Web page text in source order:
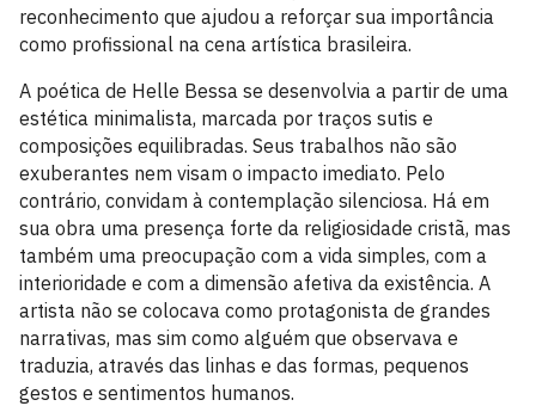
reconhecimento que ajudou a reforçar sua importância
como profissional na cena artística brasileira.
A poética de Helle Bessa se desenvolvia a partir de uma
estética minimalista, marcada por traços sutis e
composições equilibradas. Seus trabalhos não são
exuberantes nem visam o impacto imediato. Pelo
contrário, convidam à contemplação silenciosa. Há em
sua obra uma presença forte da religiosidade cristã, mas
também uma preocupação com a vida simples, com a
interioridade e com a dimensão afetiva da existência. A
artista não se colocava como protagonista de grandes
narrativas, mas sim como alguém que observava e
traduzia, através das linhas e das formas, pequenos
gestos e sentimentos humanos.